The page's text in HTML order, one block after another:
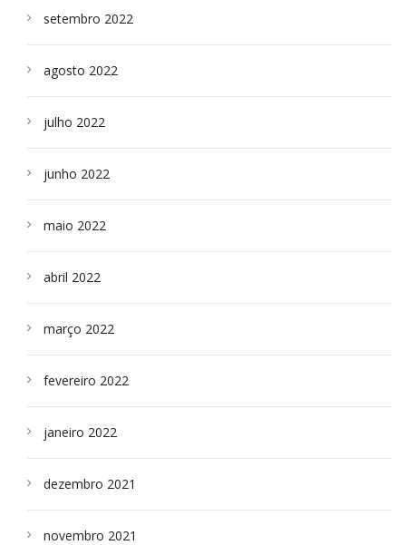
setembro 2022
agosto 2022
julho 2022
junho 2022
maio 2022
abril 2022
março 2022
fevereiro 2022
janeiro 2022
dezembro 2021
novembro 2021